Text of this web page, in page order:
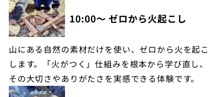
10:00～ ゼロから火起こし
山にある自然の素材だけを使い、ゼロから火を起こ
します。「火がつく」仕組みを根本から学び直し、
その大切さやありがたさを実感できる体験です。